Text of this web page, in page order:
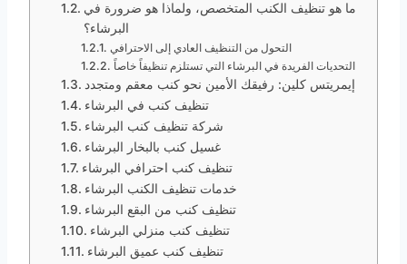
ما هو تنظيف الكنب المتخصص، ولماذا هو ضرورة في
البرشاء؟
التحول من التنظيف العادي إلى الاحترافي
التحديات الفريدة في البرشاء التي تستلزم تنظيفاً خاصاً
إيمريتس كلين: رفيقك الأمين نحو كنب معقم ومتجدد
تنظيف كنب في البرشاء
شركة تنظيف كنب البرشاء
غسيل كنب بالبخار البرشاء
تنظيف كنب احترافي البرشاء
خدمات تنظيف الكنب البرشاء
تنظيف كنب من البقع البرشاء
تنظيف كنب منزلي البرشاء
تنظيف كنب عميق البرشاء